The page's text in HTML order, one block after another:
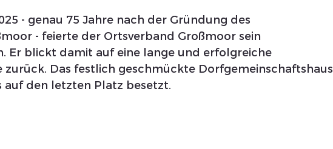
- genau 75 Jahre nach der Gründung des
- feierte der Ortsverband Großmoor sein
Er blickt damit auf eine lange und erfolgreiche
zurück. Das festlich geschmückte Dorfgemeinschaftshaus
auf den letzten Platz besetzt.